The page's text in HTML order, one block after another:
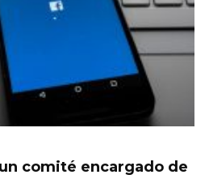
comité encargado de